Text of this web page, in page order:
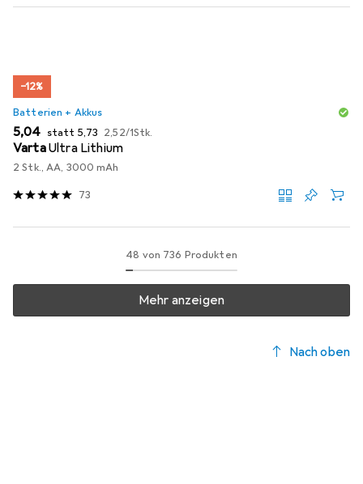
−12%
Batterien + Akkus
EUR
5,04 statt EUR
5,73 EUR
2,52/1Stk.
VartaUltra Lithium
2 Stk., AA, 3000 mAh
73
48 von 736 Produkten
Mehr anzeigen
Nach oben